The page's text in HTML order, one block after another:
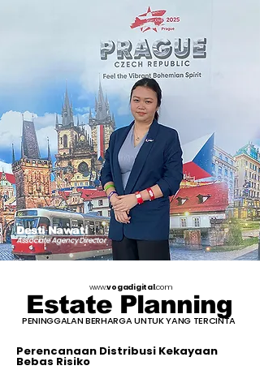
Associate Agency Director
Desti Nawati
Estate Planning
PENINGGALAN BERHARGA UNTUK YANG TERCINTA
www.vogadigital.com
Perencanaan Distribusi Kekayaan
Bebas Risiko